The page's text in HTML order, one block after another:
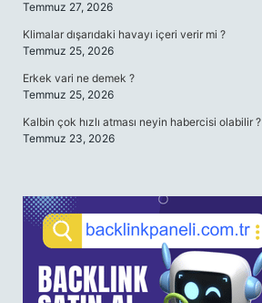
Temmuz 27, 2026
Klimalar dışarıdaki havayı içeri verir mi ?
Temmuz 25, 2026
Erkek vari ne demek ?
Temmuz 25, 2026
Kalbin çok hızlı atması neyin habercisi olabilir ?
Temmuz 23, 2026